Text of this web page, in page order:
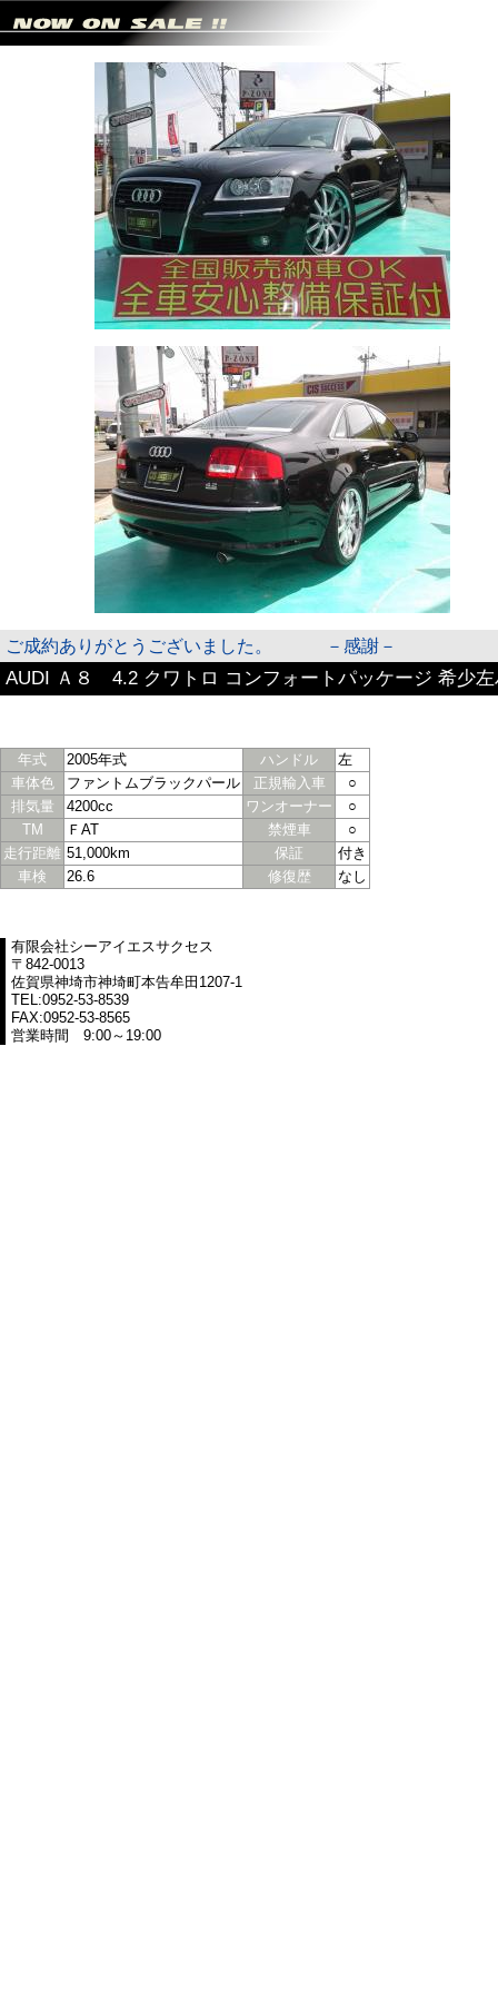
ご成約ありがとうございました。 －感謝－
AUDI Ａ８ 4.2 クワトロ コンフォートパッケージ 希
年式 2005年式 ハンドル
左
車体色
ファントムブラックパール 正規輸入車
○
排気量
4200cc ワンオーナー
○
TM
ＦAT 禁煙車
○
走行距離 51,000km 保証
付き
車検
26.6 修復歴 なし
有限会社シーアイエスサクセス
〒842-0013
佐賀県神埼市神埼町本告牟田1207-1
TEL:0952-53-8539
FAX:0952-53-8565
営業時間 9:00～19:00